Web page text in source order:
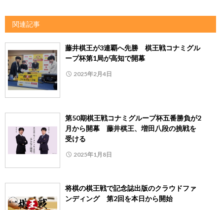
関連記事
藤井棋王が3連覇へ先勝 棋王戦コナミグル
ープ杯第1局が高知で開幕
2025年2月4日
第50期棋王戦コナミグループ杯五番勝負が2
月から開幕 藤井棋王、増田八段の挑戦を
受ける
2025年1月8日
将棋の棋王戦で記念誌出版のクラウドファ
ンディング 第2回を本日から開始